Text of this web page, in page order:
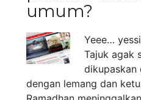
umum?
Yeee…
Tajuk agak
dikupaskan
dengan lemang dan